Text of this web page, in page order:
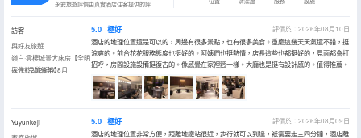
永安旅遊評價由真實酒店住客提供的評價。 位置 清潔度 服務 設施
訪客
與好友旅遊
嶺白·雲棲城景大床房【全明
採光+品質衞浴】
入住於2026年08月
5.0 極好
評價於：2026年08月10日
酒店的地理位置還是可以的，周邊有很多景點，也有很多美食。重慶這幾天天氣還不錯，挺
涼爽的。前台花花服務態度也挺好的。阿姨們也挺熱情，店長這些也都挺好的，見面都會打
招呼，房間設施設備挺復古的。像感覺在家裡麪一樣。大廳也是挺有設計感的。值得推薦。
Yuyunkeji
5.0 極好
評價於：2026年08月09日
酒店的地理位置非常方便，距離地鐵站很近，步行就可以到達，衹需要走三四分鐘，酒店離